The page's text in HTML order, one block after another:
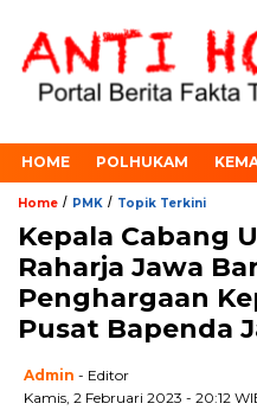
HOME POLHUKAM
Home / PMK / Topik Terkini
Kepala Cabang
Raharja Jawa
Penghargaan
Pusat Bapenda
Admin - Editor
Kamis, 2 Februari 2023 - 20:12